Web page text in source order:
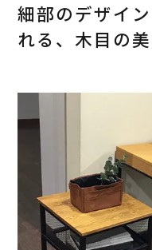
細部のデザイ
れる、木目の